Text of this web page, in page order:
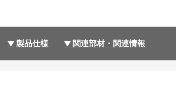
製品仕様 関連部材・関連情報